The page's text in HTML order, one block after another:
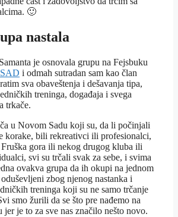
🙂
nastala
je osnovala grupu na Fejsbuku
i odmah sutradan sam kao član
sva obaveštenja i dešavanja tipa,
treninga, događaja i svega
trkače.
u Novom Sadu koji su, da li počinjali
korake, bili rekreativci ili profesionalci,
gora ili nekog drugog kluba ili
svi su trčali svak za sebe, i svima
ovakva grupa da ih okupi na jednom
zbog njenog nastanka i
treninga koji su ne samo trčanje
smo žurili da se što pre nađemo na
jer je to za sve nas značilo nešto novo.